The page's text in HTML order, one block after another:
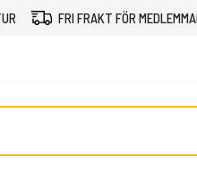
FRI FRAKT FÖR